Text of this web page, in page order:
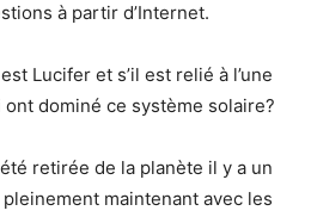
à partir d’Internet.
Lucifer et s’il est relié à l’une
dominé ce système solaire?
retirée de la planète il y a un
maintenant avec les